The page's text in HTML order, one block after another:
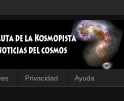
Privacidad Ayuda